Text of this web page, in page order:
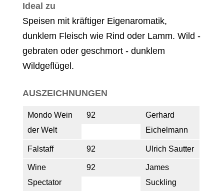
Ideal zu
Speisen mit kräftiger Eigenaromatik,
dunklem Fleisch wie Rind oder Lamm. Wild -
gebraten oder geschmort - dunklem
Wildgeflügel.
AUSZEICHNUNGEN
Mondo Wein
der Welt
92
Gerhard
Eichelmann
Falstaff 92 Ulrich Sautter
Wine
Spectator
92
James
Suckling